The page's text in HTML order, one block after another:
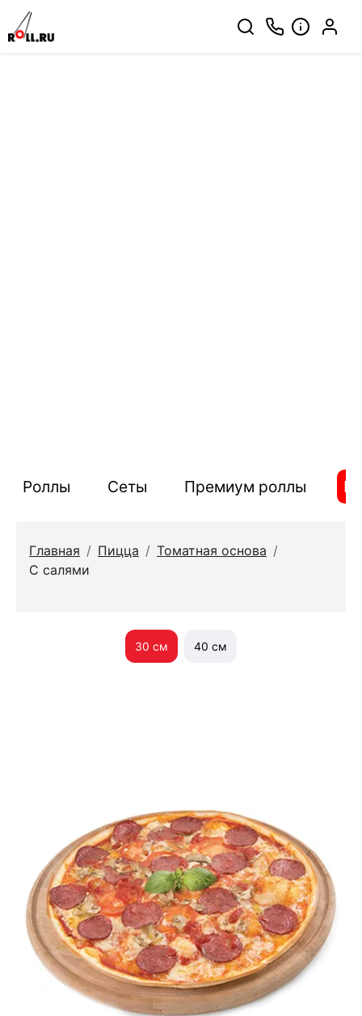
Роллы Сеты Премиум роллы
Главная / Пицца / Томатная основа /
С салями
30 см 40 см